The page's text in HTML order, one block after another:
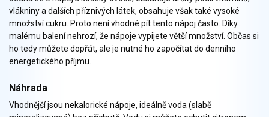
Zelenina
Brambory, luštěniny, houby
Sladkosti, slané výrobky
Zmrzliny
Ochucovadla, přísady, sladidla
Sušené směsi
Polotovary, hotové pokrmy
vlákniny a dalších příznivých látek, obsahuje však také vysoké
množství cukru. Proto není vhodné pít tento nápoj často. Díky
malému balení nehrozí, že nápoje vypijete větší množství. Občas si
ho tedy můžete dopřát, ale je nutné ho započítat do denního
energetického příjmu.
Náhrada
Vhodnější jsou nekalorické nápoje, ideálně voda (slabě